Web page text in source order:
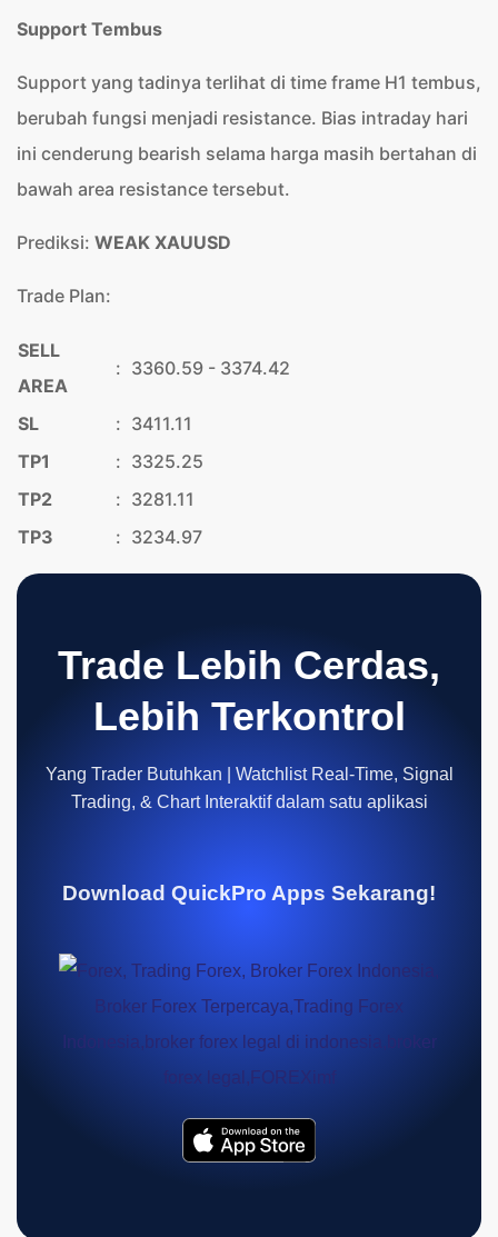
Support Tembus
Support yang tadinya terlihat di time frame H1 tembus,
berubah fungsi menjadi resistance. Bias intraday hari
ini cenderung bearish selama harga masih bertahan di
bawah area resistance tersebut.
Prediksi: WEAK XAUUSD
Trade Plan:
SELL
AREA
: 3360.59 - 3374.42
SL : 3411.11
TP1
: 3325.25
TP2
: 3281.11
TP3
: 3234.97
Trade Lebih Cerdas,
Lebih Terkontrol
Yang Trader Butuhkan | Watchlist Real-Time, Signal
Trading, & Chart Interaktif dalam satu aplikasi
Download QuickPro Apps Sekarang!